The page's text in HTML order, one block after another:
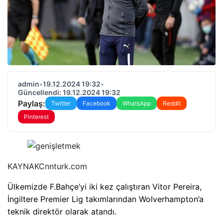
admin•19.12.2024 19:32•
Güncellendi: 19.12.2024 19:32
Paylaş: Twitter Facebook WhatsApp
Reddit
Pinterest
KAYNAKCnnturk.com
Ülkemizde F.Bahçe’yi iki kez çalıştıran Vitor Pereira,
İngiltere Premier Lig takımlarından Wolverhampton’a
teknik direktör olarak atandı.